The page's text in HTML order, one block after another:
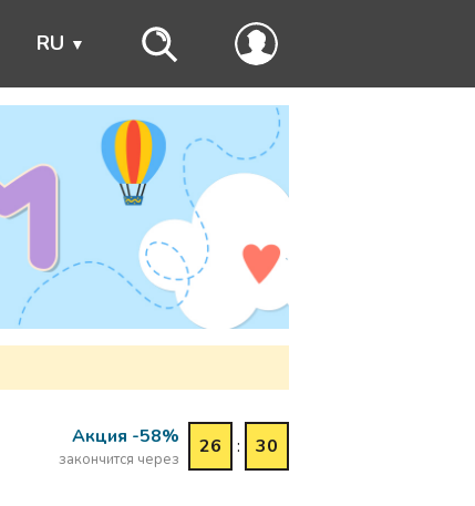
RU
Акция -58%
закончится через
26 : 30